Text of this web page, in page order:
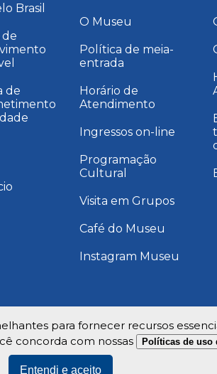
Brasil
de
O Museu
Política de meia-
entrada
Horário de
Atendimento
Ingressos on-line
Programação
Cultural
Visita em Grupos
Café do Museu
Instagram Museu
para fornecer recursos
concorda com nossas
Políticas de uso
Entendi e aceito